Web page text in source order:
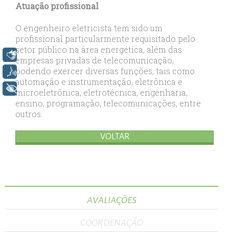
Atuação profissional
O engenheiro eletricista tem sido um
profissional particularmente requisitado pelo
setor público na área energética, além das
empresas privadas de telecomunicação,
podendo exercer diversas funções, tais como:
automação e instrumentação, eletrônica e
microeletrônica, eletrotécnica, engenharia,
ensino, programação, telecomunicações, entre
outros.
VOLTAR
AVALIAÇÕES
COORDENAÇÃO
Libras
Voz
+ Acessibilidade